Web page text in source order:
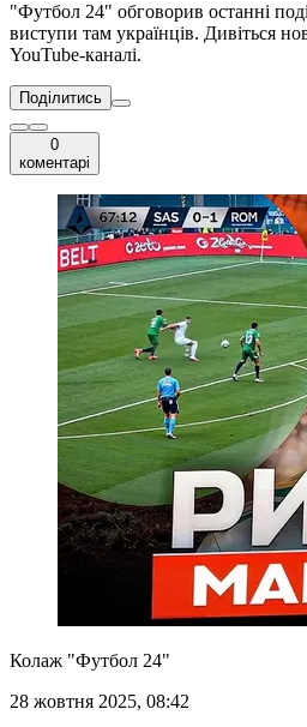
"Футбол 24" обговорив останні
виступи там українців. Дивіться
YouTube-каналі.
Поділитись
0
коментарі
Колаж "Футбол 24"
28 жовтня 2025, 08:42